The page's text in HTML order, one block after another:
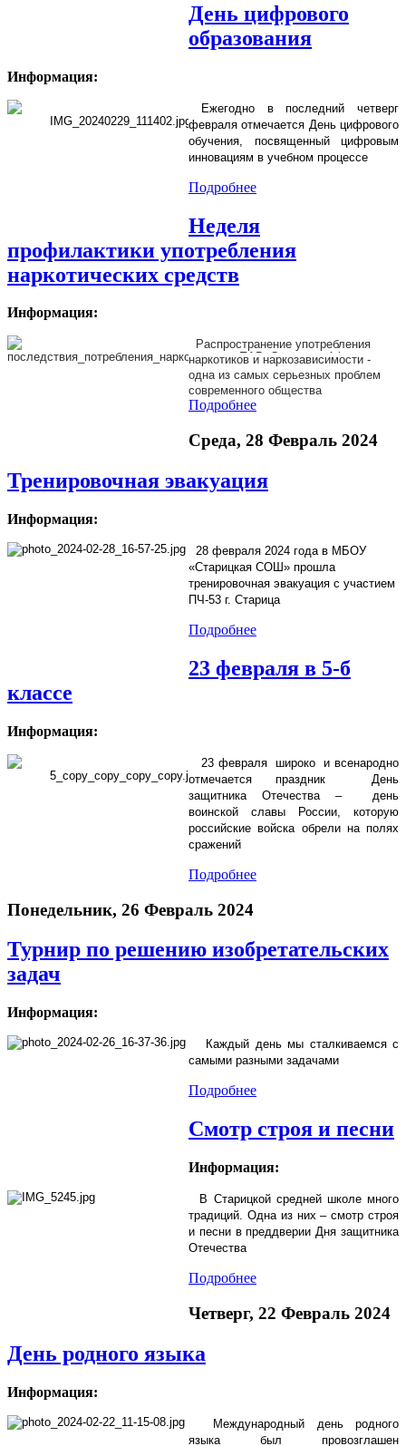
День цифрового
образования
Информация:
Ежегодно в последний четверг
февраля отмечается День цифрового
обучения, посвященный цифровым
инновациям в учебном процессе
Подробнее
Неделя
профилактики употребления
наркотических средств
Информация:
Распространение употребления
наркотиков и наркозависимости -
одна из самых серьезных проблем
современного общества
Подробнее
Среда, 28 Февраль 2024
Тренировочная эвакуация
Информация:
28 февраля 2024 года в МБОУ
«Старицкая СОШ» прошла
тренировочная эвакуация с участием
ПЧ-53 г. Старица
Подробнее
23 февраля в 5-б
классе
Информация:
23 февраля широко и всенародно
отмечается праздник День
защитника Отечества – день
воинской славы России, которую
российские войска обрели на полях
сражений
Подробнее
Понедельник, 26 Февраль 2024
Турнир по решению изобретательских
задач
Информация:
Каждый день мы сталкиваемся с
самыми разными задачами
Подробнее
Смотр строя и песни
Информация:
В Старицкой средней школе много
традиций. Одна из них – смотр строя
и песни в преддверии Дня защитника
Отечества
Подробнее
Четверг, 22 Февраль 2024
День родного языка
Информация:
Международный день родного
языка был провозглашен